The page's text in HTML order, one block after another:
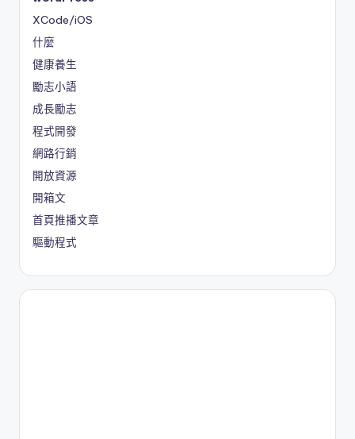
XCode/iOS
什麼
健康養生
勵志小語
成長勵志
程式開發
網路行銷
開放資源
開箱文
首頁推播文章
驅動程式